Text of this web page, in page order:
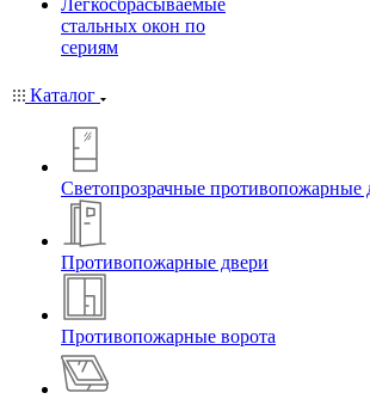
Легкосбрасываемые
стальных окон по
сериям
Каталог
Светопрозрачные противопожарные
Противопожарные двери
Противопожарные ворота